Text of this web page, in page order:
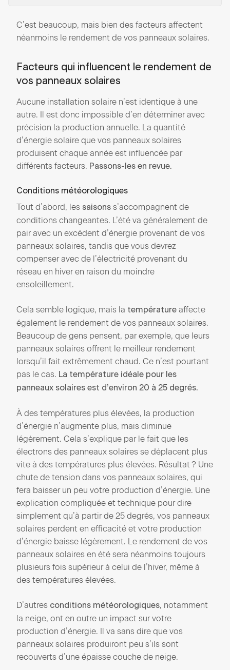
C’est beaucoup, mais bien des facteurs affectent
néanmoins le rendement de vos panneaux solaires.
Facteurs qui influencent le rendement de
vos panneaux solaires
Aucune installation solaire n’est identique à une
autre. Il est donc impossible d’en déterminer avec
précision la production annuelle. La quantité
d’énergie solaire que vos panneaux solaires
produisent chaque année est influencée par
différents facteurs. Passons-les en revue.
Conditions météorologiques
Tout d’abord, les saisons s’accompagnent de
conditions changeantes. L’été va généralement de
pair avec un excédent d’énergie provenant de vos
panneaux solaires, tandis que vous devrez
compenser avec de l’électricité provenant du
réseau en hiver en raison du moindre
ensoleillement.
Cela semble logique, mais la température affecte
également le rendement de vos panneaux solaires.
Beaucoup de gens pensent, par exemple, que leurs
panneaux solaires offrent le meilleur rendement
lorsqu’il fait extrêmement chaud. Ce n’est pourtant
pas le cas. La température idéale pour les
panneaux solaires est d’environ 20 à 25 degrés.
À des températures plus élevées, la production
d’énergie n’augmente plus, mais diminue
légèrement. Cela s’explique par le fait que les
électrons des panneaux solaires se déplacent plus
vite à des températures plus élevées. Résultat ? Une
chute de tension dans vos panneaux solaires, qui
fera baisser un peu votre production d’énergie. Une
explication compliquée et technique pour dire
simplement qu’à partir de 25 degrés, vos panneaux
solaires perdent en efficacité et votre production
d’énergie baisse légèrement. Le rendement de vos
panneaux solaires en été sera néanmoins toujours
plusieurs fois supérieur à celui de l’hiver, même à
des températures élevées.
D’autres conditions météorologiques, notamment
la neige, ont en outre un impact sur votre
production d’énergie. Il va sans dire que vos
panneaux solaires produiront peu s’ils sont
recouverts d’une épaisse couche de neige.